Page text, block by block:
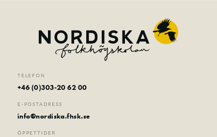
TELEFON
+46 (0)303-20 62 00
E-POSTADRESS
info@nordiska.fhsk.se
ÖPPETTIDER